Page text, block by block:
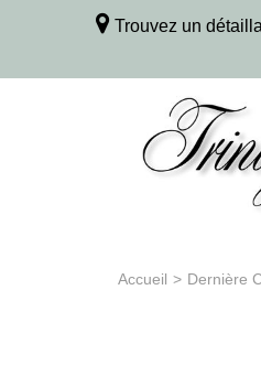
Trouvez un
Accueil > Dernière